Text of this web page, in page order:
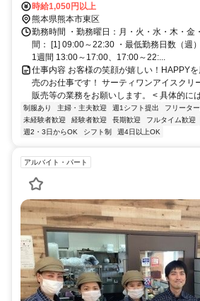
本市電Ａ系統/熊本市電Ｂ系統 八丁馬場出入
系統/熊本市電Ｂ系統 健軍校前出入口徒歩約8
時給1,050円以上
熊本県熊本市東区
勤務時間 ・勤務曜日：月・火・水・木・金
間： [1] 09:00～22:30 ・最低勤務日数（週
1週間 13:00～17:00、17:00～22:...
仕事内容 お客様の笑顔が嬉しい！HAPPY
売のお仕事です！ サーティワンアイスクリ
販売等の業務をお願いします。 < 具体的に
制服あり 主婦・主夫歓迎 週1シフト提出 フリータ
未経験者歓迎
経験者歓迎 長期歓迎 フルタイム歓迎
週2・3日からOK
シフト制 週4日以上OK
アルバイト・パート